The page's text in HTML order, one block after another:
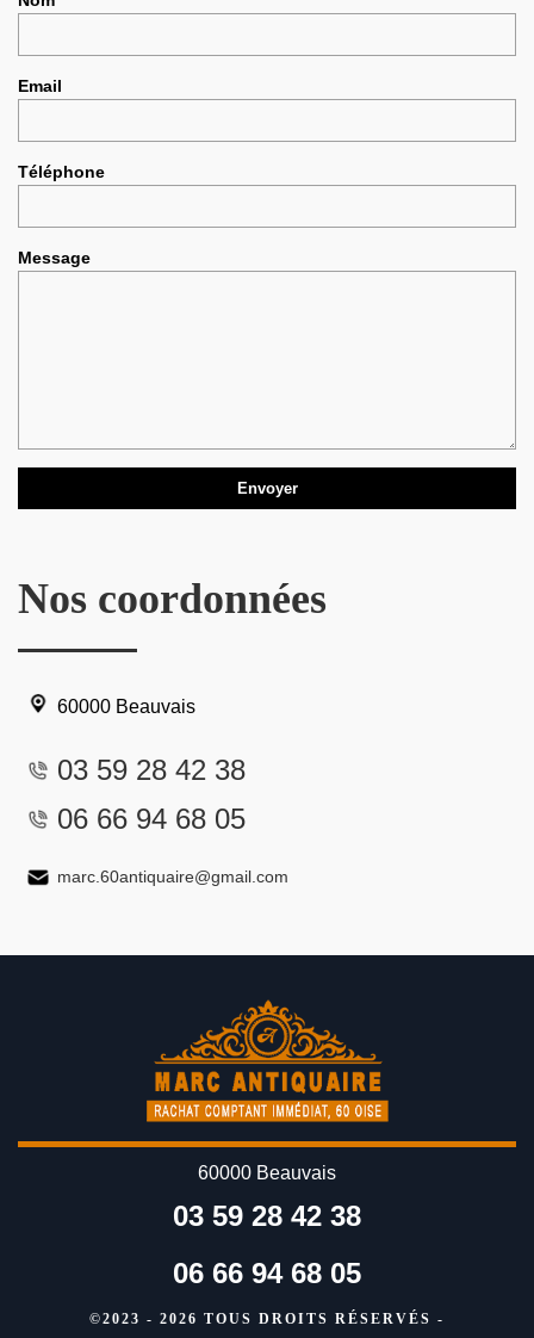
Email
Téléphone
Message
Nos coordonnées
60000 Beauvais
03 59 28 42 38
06 66 94 68 05
marc.60antiquaire@gmail.com
60000 Beauvais
03 59 28 42 38
06 66 94 68 05
©2023 - 2026 TOUS DROITS RÉSERVÉS -